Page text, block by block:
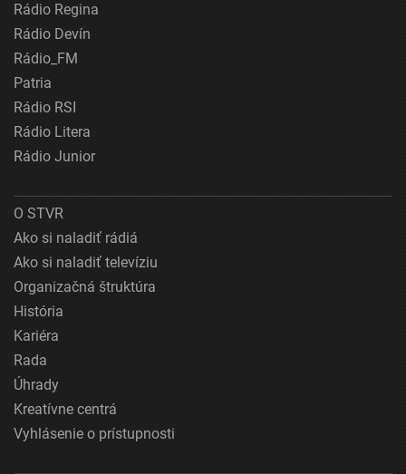
Rádio Regina
Rádio Devín
Rádio_FM
Patria
Rádio RSI
Rádio Litera
Rádio Junior
O STVR
Ako si naladiť rádiá
Ako si naladiť televíziu
Organizačná štruktúra
História
Kariéra
Rada
Úhrady
Kreatívne centrá
Vyhlásenie o prístupnosti